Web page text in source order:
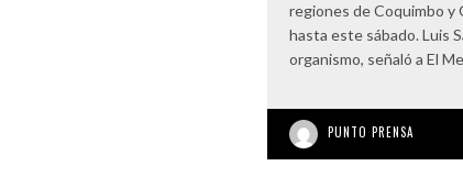
regiones de Coquimbo y
hasta este sábado. Luis
organismo, señaló a El
PUNTO PRENSA